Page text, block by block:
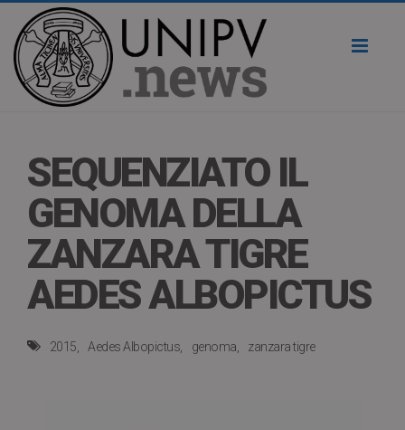
SEQUENZIATO IL
GENOMA DELLA
ZANZARA TIGRE
AEDES ALBOPICTUS
2015 Aedes Albopictus genoma zanzara tigre